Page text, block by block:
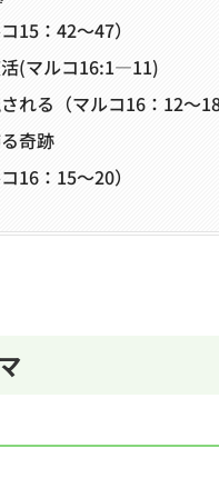
15：42～47）
(マルコ16:1―11)
れる（マルコ16：12～
奇跡
16：15～20）